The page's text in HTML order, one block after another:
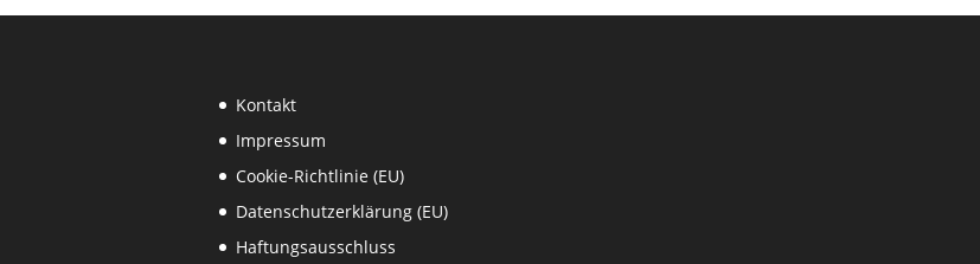
Kontakt
Impressum
Cookie-Richtlinie (EU)
Datenschutzerklärung (EU)
Haftungsausschluss